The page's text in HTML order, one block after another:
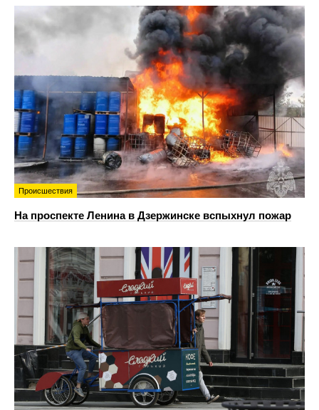
Происшествия
На проспекте Ленина в Дзержинске вспыхнул пожар